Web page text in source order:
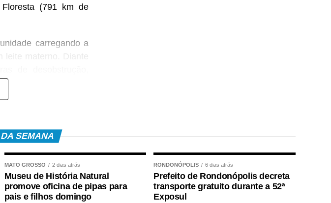
(791 km de
carregando a
materno. Diante
SEMANA
MATO GROSSO 2 dias atrás
Museu de História Natural
promove oficina de pipas para
pais e filhos domingo
RONDONÓPOLIS 6 dias atrás
Prefeito de Rondonópolis decreta
transporte gratuito durante a 52ª
Exposul